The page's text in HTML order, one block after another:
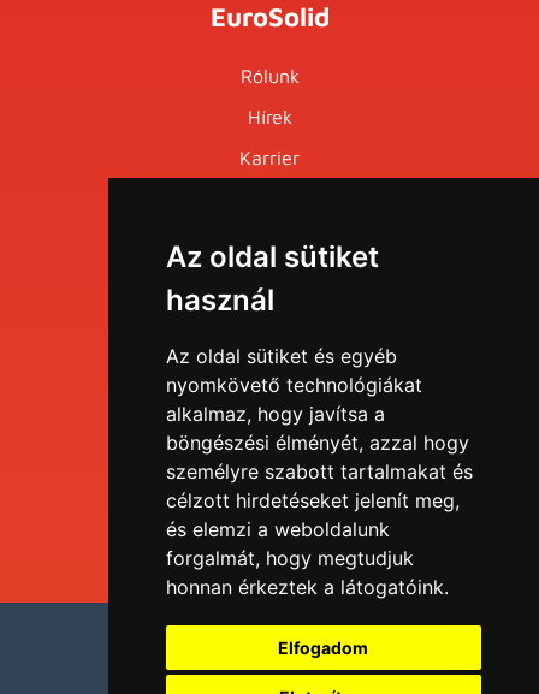
Az oldal sütiket
használ
Az oldal sütiket és egyéb
nyomkövető technológiákat
alkalmaz, hogy javítsa a
böngészési élményét, azzal hogy
személyre szabott tartalmakat és
célzott hirdetéseket jelenít meg,
és elemzi a weboldalunk
forgalmát, hogy megtudjuk
honnan érkeztek a látogatóink.
Elfogadom
EuroSolid
Rólunk
Hírek
Karrier
Menü
Tudástár
Blog
Adatvédelmi nyilatkozat
Impresszum